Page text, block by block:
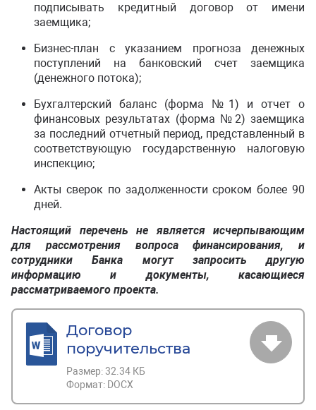
подписывать кредитный договор от имени
заемщика;
Бизнес-план с указанием прогноза денежных
поступлений на банковский счет заемщика
(денежного потока);
Бухгалтерский баланс (форма №1) и отчет о
финансовых результатах (форма №2) заемщика
за последний отчетный период, представленный в
соответствующую государственную налоговую
инспекцию;
Акты сверок по задолженности сроком более 90
дней.
Настоящий перечень не является исчерпывающим
для рассмотрения вопроса финансирования, и
сотрудники Банка могут запросить другую
информацию и документы, касающиеся
рассматриваемого проекта.
Договор
поручительства
Размер:32.34 КБ
Формат: DOCX